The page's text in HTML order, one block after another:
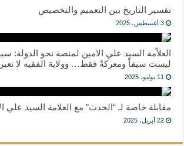
تفسير التاريخ بين التعميم والتخصيص
3 أغسطس، 2025
العلاّمة السيد علي الامين لمنصة نحو الدولة:
ليست سيفاً ومعركةً فقط… وولاية الفقيه لا
11 يوليو، 2025
مقابلة خاصة لـ “الحدث” مع العلامة السيد علي
22 أبريل، 2025